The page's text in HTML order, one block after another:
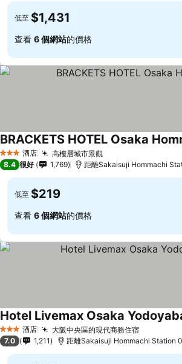
低至 $1,431
查看 6 個網站的價格
3 星級 酒店 高樓層城市景觀查看價格
BRACKETS HOTEL Osaka
8.4 很好 1,769 距離Sakaisuji Hommachi
低至 $219
查看 6 個網站的價格
3 星級 酒店 大阪中央區的現代商務住宿查看價格
Hotel Livemax Osaka
7.0 1,211 距離Sakaisuji Hommachi Station